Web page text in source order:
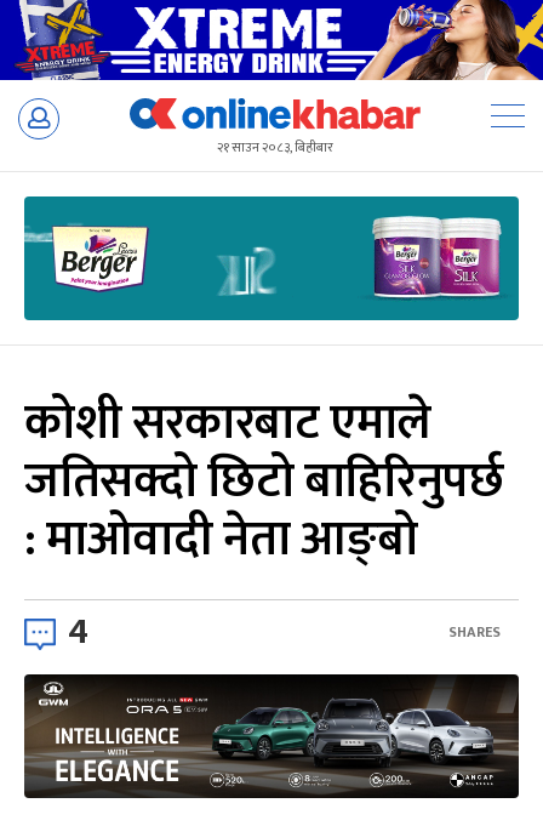
Skip
२१ साउन २०८३, बिहीबार
कोशी सरकारबाट एमाले
जतिसक्दो छिटो बाहिरिनुपर्छ
: माओवादी नेता आङ्बो
4 SHARES